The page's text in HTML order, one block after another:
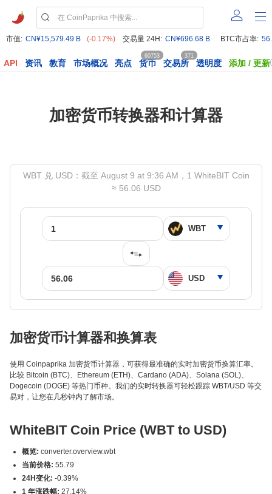
市值: CN¥15,579.49 B (-0.17%) 交易量 24H: CN¥696.68 B BTC市占率:
API 资讯 教育 市场概况 亮点 货币
60753
交易所
371
透明度 添加 / 更新
加密货币转换器和计算器
WBT 兑 USD：截至 August 9 at 9:36 AM，1 WhiteBIT Coin
≈ 56.06 USD
加密货币计算器和换算表
使用 Coinpaprika 加密货币计算器，可获得最准确的实时加密货币换算汇率。
比较 Bitcoin (BTC)、Ethereum (ETH)、Cardano (ADA)、Solana (SOL)、
Dogecoin (DOGE) 等热门币种。我们的实时转换器可轻松跟踪 WBT/USD 等交
易对，让您在几秒钟内了解市场。
WhiteBIT Coin Price (WBT to USD)
概览: converter.overview.wbt
当前价格: 55.79
24H变化: -0.39%
1 年涨跌幅: 27.14%